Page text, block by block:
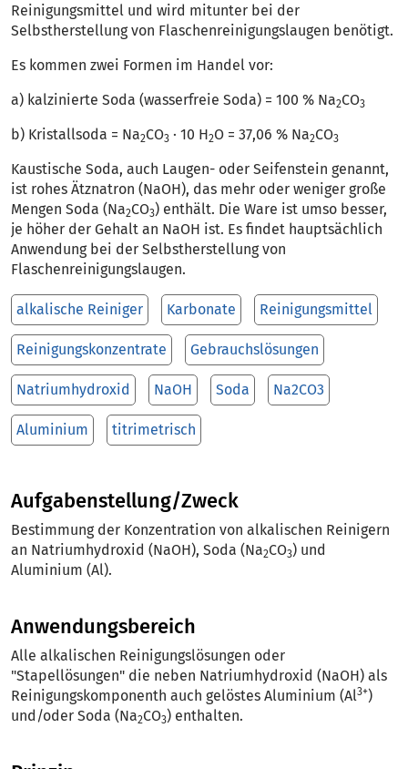
Reinigungsmittel und wird mitunter bei der
Selbstherstellung von Flaschenreinigungslaugen benötigt.
Es kommen zwei Formen im Handel vor:
a) kalzinierte Soda (wasserfreie Soda) = 100 % Na2CO3
b) Kristallsoda = Na2CO3 · 10 H2O = 37,06 % Na2CO3
Kaustische Soda, auch Laugen- oder Seifenstein genannt,
ist rohes Ätznatron (NaOH), das mehr oder weniger große
Mengen Soda (Na2CO3) enthält. Die Ware ist umso besser,
je höher der Gehalt an NaOH ist. Es findet hauptsächlich
Anwendung bei der Selbstherstellung von
Flaschenreinigungslaugen.
alkalische Reiniger Karbonate Reinigungsmittel
Reinigungskonzentrate Gebrauchslösungen
Natriumhydroxid NaOH Soda Na2CO3
Aluminium titrimetrisch
Aufgabenstellung/Zweck
Bestimmung der Konzentration von alkalischen Reinigern
an Natriumhydroxid (NaOH), Soda (Na2CO3) und
Aluminium (Al).
Anwendungsbereich
Alle alkalischen Reinigungslösungen oder
"Stapellösungen" die neben Natriumhydroxid (NaOH) als
Reinigungskomponenth auch gelöstes Aluminium (Al3+)
und/oder Soda (Na2CO3) enthalten.